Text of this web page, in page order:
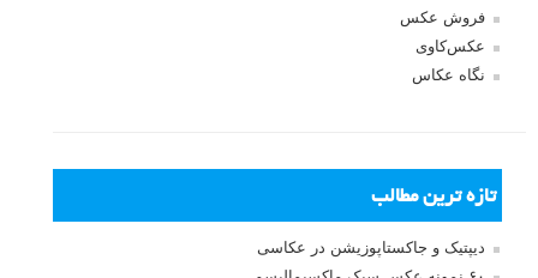
فروش عکس
عکس‌کاوی
نگاه عکاس
تازه ترین مطالب
دیپتیک و جاکستا‌پوزیشن در عکاسی